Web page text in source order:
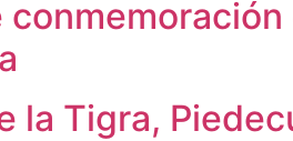
la Tigra,